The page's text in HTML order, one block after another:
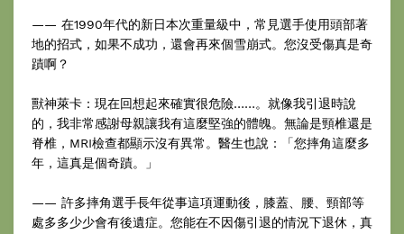
—— 在1990年代的新日本次重量級中，常見選手使用頭部著
地的招式，如果不成功，還會再來個雪崩式。您沒受傷真是奇
蹟啊？
獸神萊卡：現在回想起來確實很危險……。就像我引退時說
的，我非常感謝母親讓我有這麼堅強的體魄。無論是頸椎還是
脊椎，MRI檢查都顯示沒有異常。醫生也說：「您摔角這麼多
年，這真是個奇蹟。」
—— 許多摔角選手長年從事這項運動後，膝蓋、腰、頸部等
處多多少少會有後遺症。您能在不因傷引退的情況下退休，真